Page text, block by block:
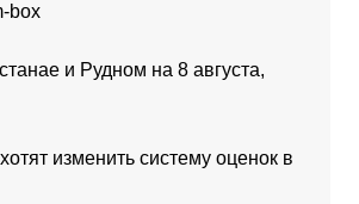
box
и Рудном на 8 августа,
изменить систему оценок в